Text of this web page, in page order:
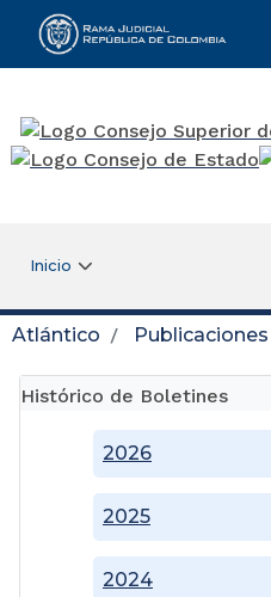
Rama Judicial
Inicio
Atlántico Publicaciones
Histórico de Boletines
2024
2025
2026